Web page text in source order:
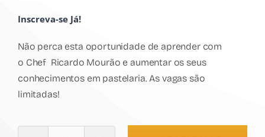
Inscreva-se Já!
Não perca esta oportunidade de aprender com
o Chef Ricardo Mourão e aumentar os seus
conhecimentos em pastelaria. As vagas são
limitadas!